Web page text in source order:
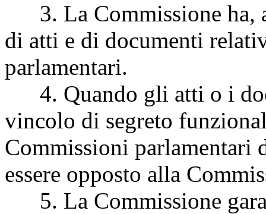
3. La Commissione ha,
di atti e di documenti
parlamentari.
4. Quando gli atti o i
vincolo di segreto
Commissioni parlamentari
essere opposto alla
5. La Commissione